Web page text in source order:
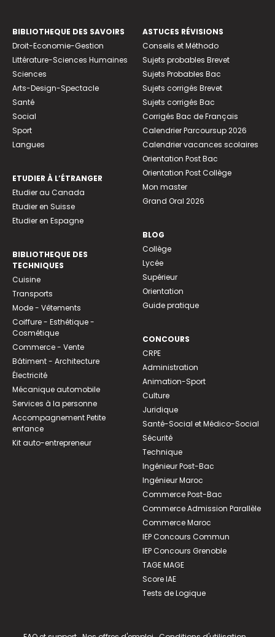
BIBLIOTHEQUE DES SAVOIRS
Droit-Economie-Gestion
Littérature-Sciences Humaines
Sciences
Arts-Design-Spectacle
Santé
Social
Sport
Langues
ETUDIER À L’ÉTRANGER
Etudier au Canada
Etudier en Suisse
Etudier en Espagne
BIBLIOTHEQUE DES
TECHNIQUES
Cuisine
Transports
Mode - Vêtements
Coiffure - Esthétique -
Cosmétique
Commerce - Vente
Bâtiment - Architecture
Électricité
Mécanique automobile
Services à la personne
Accompagnement Petite
enfance
Kit auto-entrepreneur
ASTUCES RÉVISIONS
Conseils et Méthodo
Sujets probables Brevet
Sujets Probables Bac
Sujets corrigés Brevet
Sujets corrigés Bac
Corrigés Bac de Français
Calendrier Parcoursup 2026
Calendrier vacances scolaires
Orientation Post Bac
Orientation Post Collège
Mon master
Grand Oral 2026
BLOG
Collège
Lycée
Supérieur
Orientation
Guide pratique
CONCOURS
CRPE
Administration
Animation-Sport
Culture
Juridique
Santé-Social et Médico-Social
Sécurité
Technique
Ingénieur Post-Bac
Ingénieur Maroc
Commerce Post-Bac
Commerce Admission Parallèle
Commerce Maroc
IEP Concours Commun
IEP Concours Grenoble
TAGE MAGE
Score IAE
Tests de Logique